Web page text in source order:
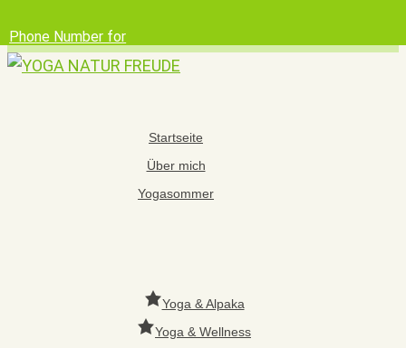
Startseite
Über mich
Yogasommer
Yoga & Alpaka
Yoga & Wellness
Phone Number for
calling
Email Address